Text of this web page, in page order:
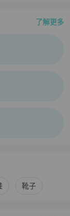
了解更多
紹
靴子